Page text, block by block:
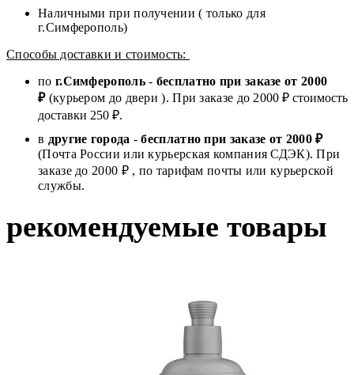
Наличными при получении ( только для
г.Симферополь)
Способы доставки и стоимость:
по г.Симферополь- бесплатно при заказе от 2000
₽(курьером до двери ). При заказе до 2000 ₽ стоимость
доставки 250 ₽.
в другие города -бесплатно при заказе от 2000 ₽
(Почта России или курьерская компания СДЭК). При
заказе до 2000 ₽ , по тарифам почты или курьерской
службы.
рекомендуемые товары